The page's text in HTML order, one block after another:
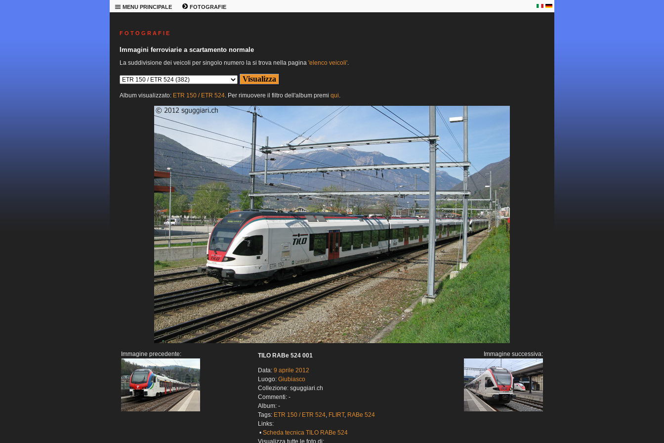
MENU PRINCIPALE FOTOGRAFIE
F O T O G R A F I E
Immagini ferroviarie a scartamento normale
La suddivisione dei veicoli per singolo numero la si trova nella pagina 'elenco veicoli'.
Album visualizzato: ETR 150 / ETR 524. Per rimuovere il filtro dell'album premi qui.
Immagine precedente: TILO RABe 524 001
Data: 9 aprile 2012
Luogo: Giubiasco
Collezione: sguggiari.ch
Commenti: -
Album: -
Tags: ETR 150 / ETR 524, FLIRT, RABe 524
Links:
• Scheda tecnica TILO RABe 524
Immagine successiva: